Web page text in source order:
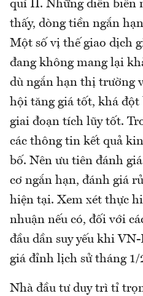
quí II. Những diễn biến
thấy, dòng tiền ngắn
Một số vị thế giao dịch
đang không mang lại
dù ngắn hạn thị trường
hội tăng giá tốt, khá đột
giai đoạn tích lũy tốt.
các thông tin kết quả
bố. Nên ưu tiên đánh
cơ ngắn hạn, đánh giá
hiện tại. Xem xét thực
nhuận nếu có, đối với
đầu dần suy yếu khi
giá đỉnh lịch sử tháng 1/
Nhà đầu tư duy trì tỉ